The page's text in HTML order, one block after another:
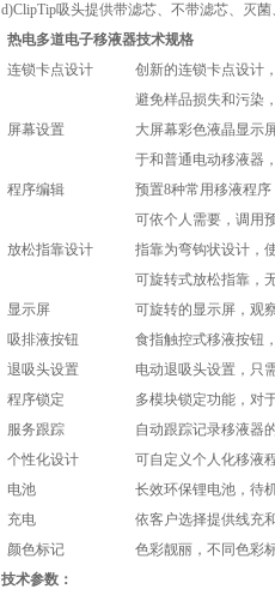
d)ClipTip吸头提供带滤芯、不带滤芯、灭菌
热电多道电子移液器技术规格
连锁卡点设计
创新的连锁卡点设计
避免样品损失和污染
屏幕设置
大屏幕彩色液晶显示
于和普通电动移液器
程序编辑
预置8种常用移液程序
可依个人需要，调用
放松指靠设计
指靠为弯钩状设计，
可旋转式放松指靠，
显示屏
可旋转的显示屏，观
吸排液按钮
食指触控式移液按钮
退吸头设置
电动退吸头设置，只
程序锁定
多模块锁定功能，对
服务跟踪
自动跟踪记录移液器
个性化设计
可自定义个人化移液
电池
长效环保锂电池，待
充电
依客户选择提供线充
颜色标记
色彩靓丽，不同色彩
技术参数：